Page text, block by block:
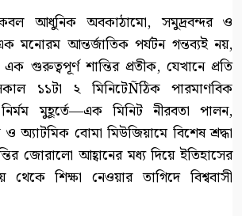
আধুনিক অবকাঠামো, সমুদ্রবন্দর ও
মনোরম আন্তর্জাতিক পর্যটন গন্তব্যই নয়,
গুরুত্বপূর্ণ শান্তির প্রতীক, যেখানে প্রতি
১১টা ২ মিনিটেÑঠিক পারমাণবিক
মুহূর্তে—এক মিনিট নীরবতা পালন,
ও অ্যাটমিক বোমা মিউজিয়ামে বিশেষ শ্রদ্ধা
জোরালো আহ্বানের মধ্য দিয়ে ইতিহাসের
শিক্ষা নেওয়ার তাগিদে বিশ্ববাসী